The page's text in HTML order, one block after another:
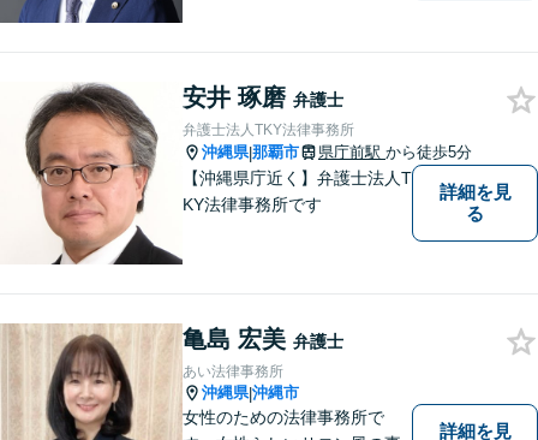
に対応し、あなたの立場に立
ったベストな紛争解決を導く
ことを常に大切にしていま
す。
安井 琢磨 弁護士
弁護士法人TKY法律事務所
沖縄県|那覇市 県庁前駅 から徒歩5分
【沖縄県庁近く】弁護士法人T
KY法律事務所です
詳細を見
る
亀島 宏美 弁護士
あい法律事務所
沖縄県|沖縄市
女性のための法律事務所で
詳細を見